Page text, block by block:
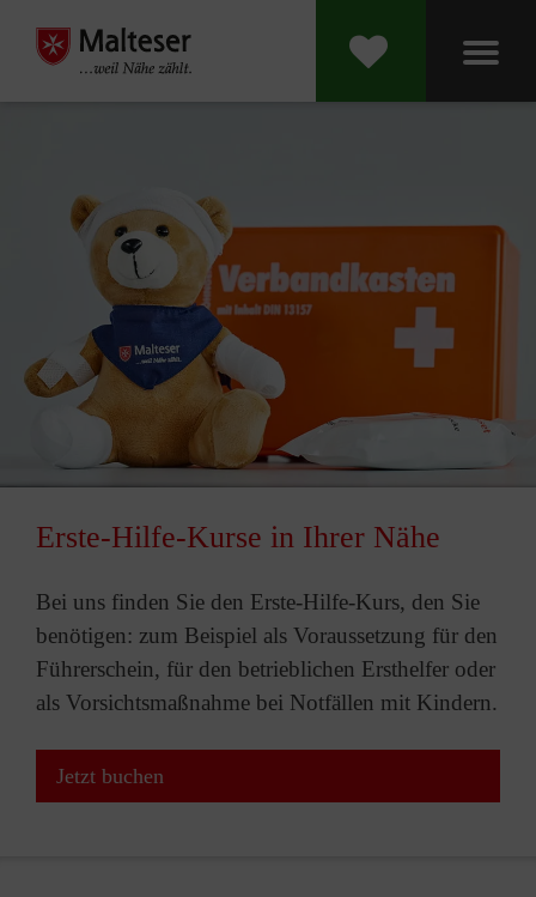
Erste-Hilfe-Kurse in Ihrer Nähe
Bei uns finden Sie den Erste-Hilfe-Kurs, den Sie
benötigen: zum Beispiel als Voraussetzung für den
Führerschein, für den betrieblichen Ersthelfer oder
als Vorsichtsmaßnahme bei Notfällen mit Kindern.
Jetzt buchen